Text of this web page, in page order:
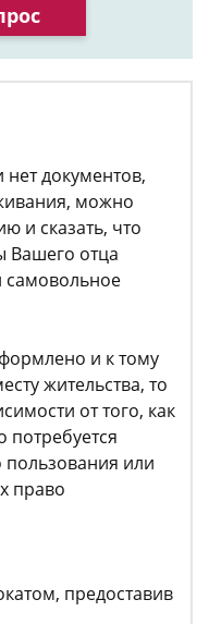
документов,
можно
и сказать, что
Вашего отца
самовольное
и к тому
жительства, то
от того, как
пользования или
право
предоставив